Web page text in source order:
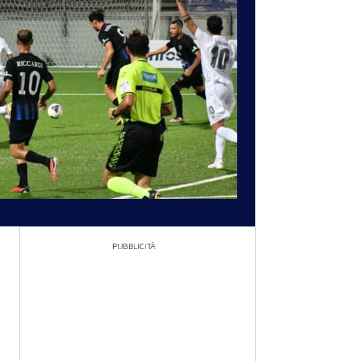
PUBBLICITÀ